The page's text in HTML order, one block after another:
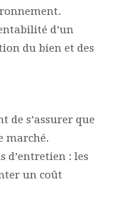
d’un
du bien et des
de s’assurer que
marché.
d’entretien : les
un coût